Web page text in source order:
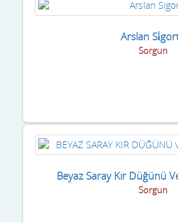
Arslan
Sorgun
Beyaz Saray Kır Düğünü
Sorgun